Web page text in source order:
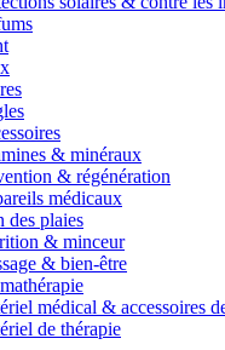
& minéraux
& régénération
médicaux
des plaies
& minceur
& bien-être
médical & accessoires
de thérapie